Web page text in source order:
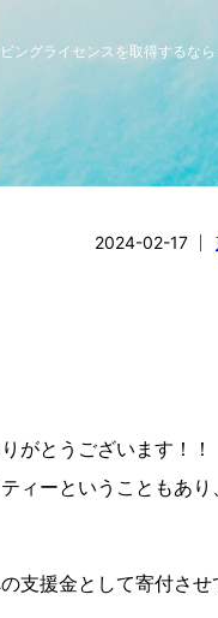
ングライセンスを取得するな
2024-02-17
がとうございます！！
ィーということもあ
支援金として寄付させ